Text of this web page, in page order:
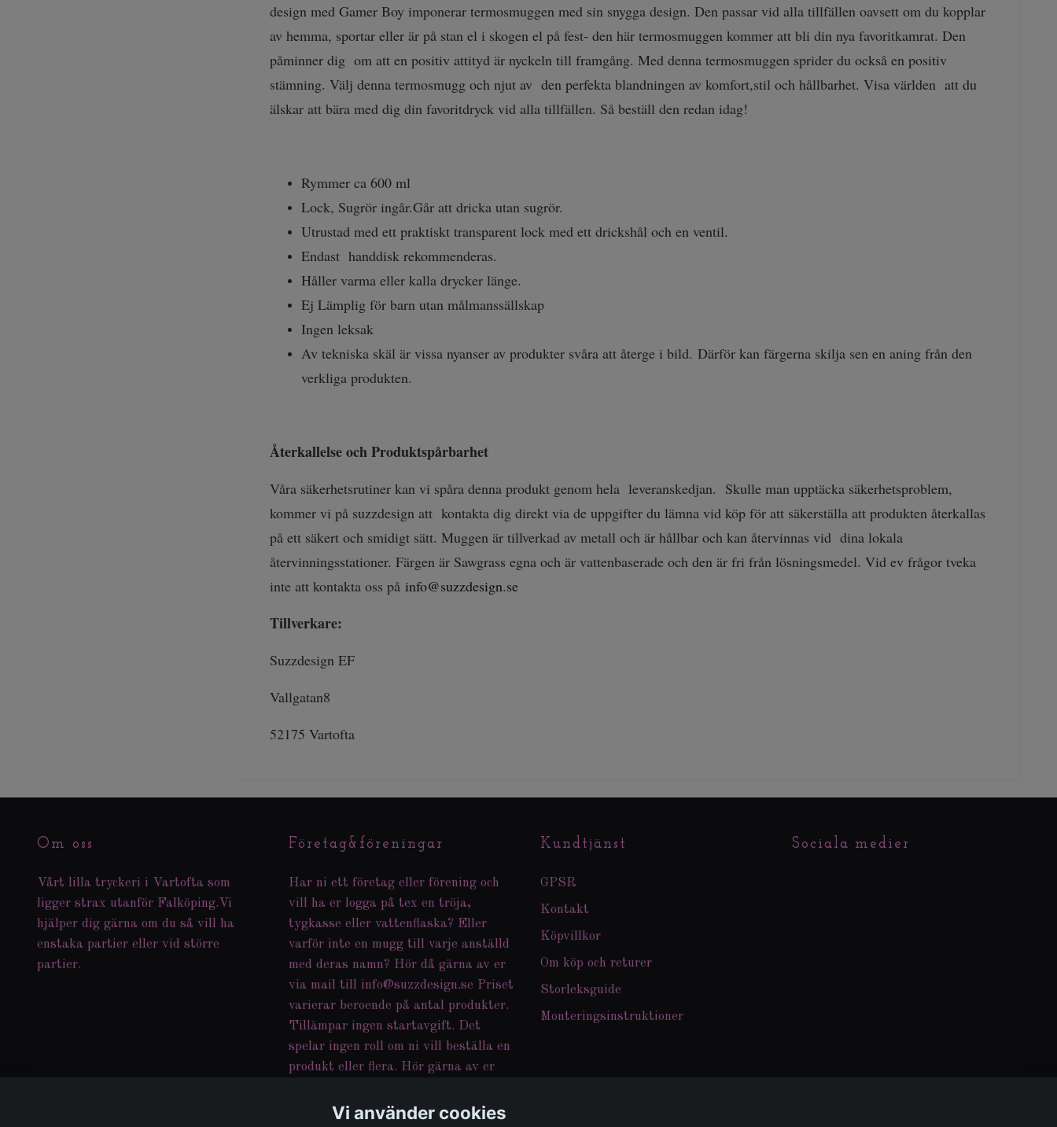
design med Gamer Boy imponerar termosmuggen med sin snygga design. Den passar vid alla tillfällen oavsett om du kopplar
av hemma, sportar eller är på stan el i skogen el på fest- den här termosmuggen kommer att bli din nya favoritkamrat. Den
påminner dig om att en positiv attityd är nyckeln till framgång. Med denna termosmuggen sprider du också en positiv
stämning. Välj denna termosmugg och njut av den perfekta blandningen av komfort,stil och hållbarhet. Visa världen att du
älskar att bära med dig din favoritdryck vid alla tillfällen. Så beställ den redan idag!
Rymmer ca 600 ml
Lock, Sugrör ingår.Går att dricka utan sugrör.
Utrustad med ett praktiskt transparent lock med ett drickshål och en ventil.
Endast handdisk rekommenderas.
Håller varma eller kalla drycker länge.
Ej Lämplig för barn utan målmanssällskap
Ingen leksak
Av tekniska skäl är vissa nyanser av produkter svåra att återge i bild. Därför kan färgerna skilja sen en aning från den
verkliga produkten.
Återkallelse ochProduktspårbarhet
Våra säkerhetsrutiner kan vi spåra denna produkt genom hela leveranskedjan. Skulle man upptäcka säkerhetsproblem,
kommer vi på suzzdesign att kontakta dig direkt via de uppgifter du lämna vid köp för att säkerställa att produkten återkallas
på ett säkert och smidigt sätt. Muggen är tillverkad av metall och är hållbar och kan återvinnas vid dina lokala
återvinningsstationer. Färgen är Sawgrass egna och är vattenbaserade och den är fri från lösningsmedel. Vid ev frågor tveka
inte att kontakta oss på info@suzzdesign.se
Tillverkare:
Suzzdesign EF
Vallgatan8
52175 Vartofta
Om oss
Vårt lilla tryckeri i Vartofta som
ligger strax utanför Falköping.Vi
hjälper dig gärna om du så vill ha
enstaka partier eller vid större
partier.
Företag&föreningar
Har ni ett företag eller förening och
vill ha er logga på tex en tröja,
tygkasse eller vattenflaska? Eller
varför inte en mugg till varje anställd
med deras namn? Hör då gärna av er
via mail till info@suzzdesign.se Priset
varierar beroende på antal produkter.
Tillämpar ingen startavgift. Det
spelar ingen roll om ni vill beställa en
produkt eller flera. Hör gärna av er
kan även ta hem andra produkter än
Kundtjänst
GPSR
Kontakt
Köpvillkor
Om köp och returer
Storleksguide
Monteringsinstruktioner
Sociala medier
Vi använder cookies